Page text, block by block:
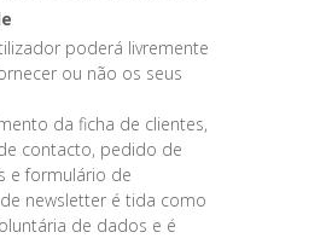
poderá livremente
ou não os seus
da ficha de clientes,
contacto, pedido de
e formulário de
newsletter é tida como
de dados e é